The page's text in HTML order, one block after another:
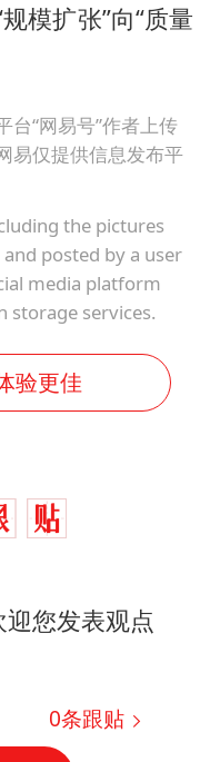
模扩张”向“质量
台“网易号”作者上传
易仅提供信息发布平
the pictures
posted by a user
media platform
storage services.
验更佳
您发表观点
0条跟贴